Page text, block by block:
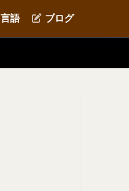
言語 ブログ